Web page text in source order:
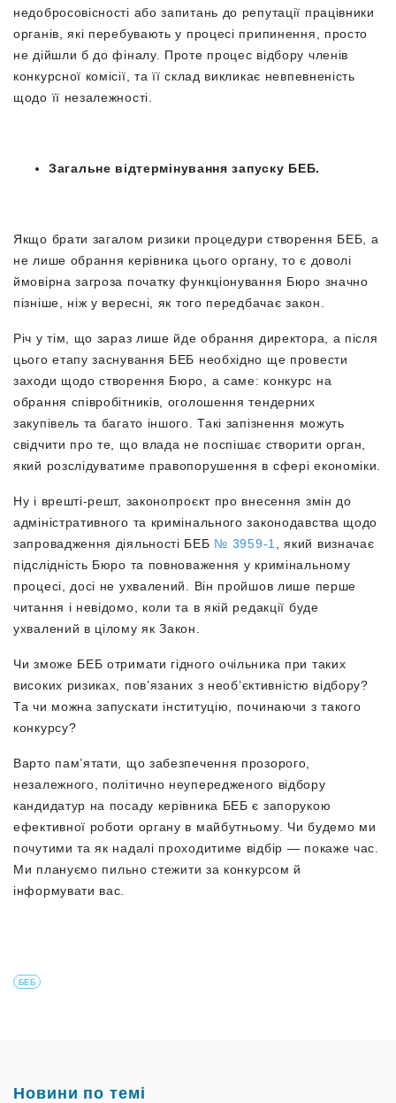
недобросовісності або запитань до репутації працівники
органів, які перебувають у процесі припинення, просто
не дійшли б до фіналу. Проте процес відбору членів
конкурсної комісії, та її склад викликає невпевненість
щодо її незалежності.
Загальне відтермінування запуску БЕБ.
Якщо брати загалом ризики процедури створення БЕБ, а
не лише обрання керівника цього органу, то є доволі
ймовірна загроза початку функціонування Бюро значно
пізніше, ніж у вересні, як того передбачає закон.
Річ у тім, що зараз лише йде обрання директора, а після
цього етапу заснування БЕБ необхідно ще провести
заходи щодо створення Бюро, а саме: конкурс на
обрання співробітників, оголошення тендерних
закупівель та багато іншого. Такі запізнення можуть
свідчити про те, що влада не поспішає створити орган,
який розслідуватиме правопорушення в сфері економіки.
Ну і врешті-решт, законопроєкт про внесення змін до
адміністративного та кримінального законодавства щодо
запровадження діяльності БЕБ № 3959-1
, який визначає
підслідність Бюро та повноваження у кримінальному
процесі, досі не ухвалений. Він пройшов лише перше
читання і невідомо, коли та в якій редакції буде
ухвалений в цілому як Закон.
Чи зможе БЕБ отримати гідного очільника при таких
високих ризиках, пов’язаних з необ’єктивністю відбору?
Та чи можна запускати інституцію, починаючи з такого
конкурсу?
Варто пам’ятати, що забезпечення прозорого,
незалежного, політично неупередженого відбору
кандидатур на посаду керівника БЕБ є запорукою
ефективної роботи органу в майбутньому. Чи будемо ми
почутими та як надалі проходитиме відбір — покаже час.
Ми плануємо пильно стежити за конкурсом й
інформувати вас.
БЕБ
Новини по темі